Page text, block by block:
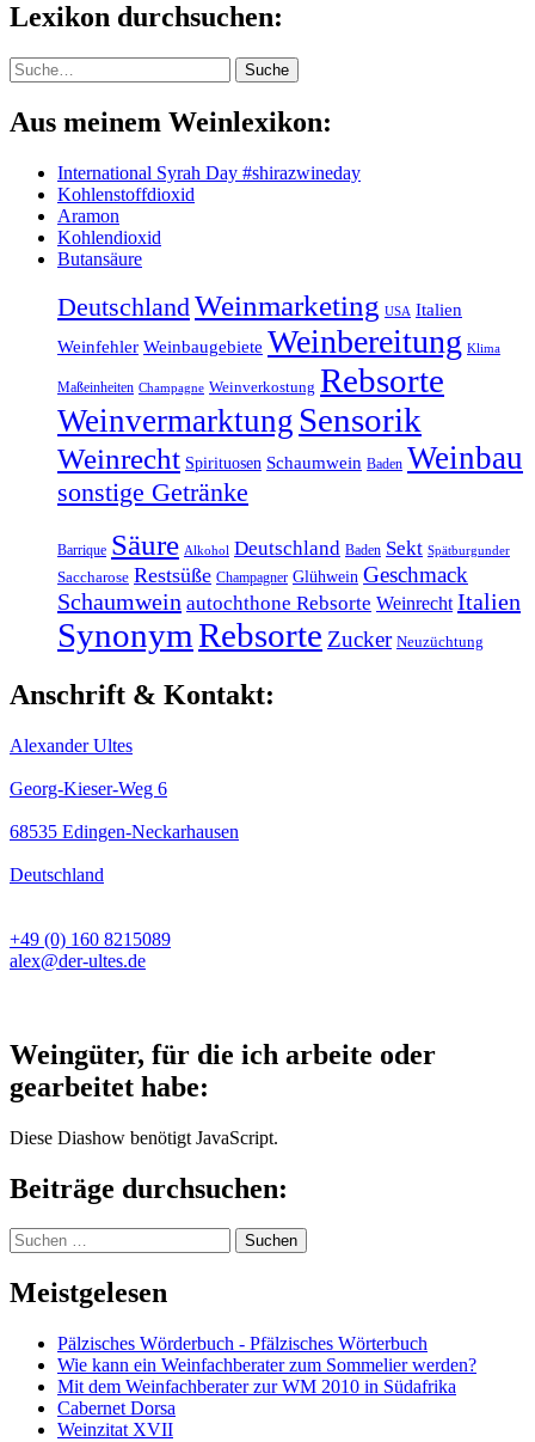
Lexikon durchsuchen:
Suche Suche
Aus meinem Weinlexikon:
International Syrah Day #shirazwineday
Kohlenstoffdioxid
Aramon
Kohlendioxid
Butansäure
DeutschlandWeinmarketing USA Italien
Weinfehler Weinbaugebiete Weinbereitung Klima
Maßeinheiten Champagne Weinverkostung Rebsorte
Weinvermarktung Sensorik
Weinrecht Spirituosen Schaumwein Baden Weinbau
sonstige Getränke
Barrique Säure Alkohol Deutschland Baden Sekt Spätburgunder
Saccharose Restsüße Champagner Glühwein Geschmack
Schaumwein autochthone Rebsorte Weinrecht Italien
SynonymRebsorte Zucker Neuzüchtung
Anschrift & Kontakt:
Alexander Ultes
Georg-Kieser-Weg 6
68535 Edingen-Neckarhausen
Deutschland
+49 (0) 160 8215089
alex@der-ultes.de
Weingüter, für die ich arbeite oder
gearbeitet habe:
Diese Diashow benötigt JavaScript.
Beiträge durchsuchen:
Suchen
nach:
Meistgelesen
Pälzisches Wörderbuch - Pfälzisches Wörterbuch
Wie kann ein Weinfachberater zum Sommelier werden?
Mit dem Weinfachberater zur WM 2010 in Südafrika
Cabernet Dorsa
Weinzitat XVII